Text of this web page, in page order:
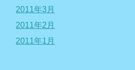
2011年3月
2011年2月
2011年1月